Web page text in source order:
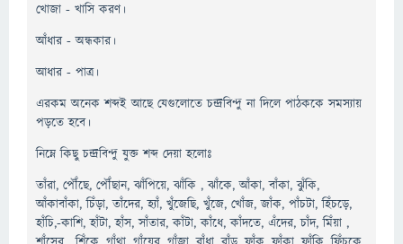
খোজা - খাসি করণ।
আঁধার - অন্ধকার।
আধার - পাত্র।
এরকম অনেক শব্দই আছে যেগুলোতে চন্দ্রবিন্দু না দিলে পাঠককে সমস্যায়
পড়তে হবে।
নিম্নে কিছু চন্দ্রবিন্দু যুক্ত শব্দ দেয়া হলোঃ
তাঁরা, পৌঁছে, পৌঁছান, ঝাঁপিয়ে, ঝাঁকি , ঝাঁকে, আঁকা, বাঁকা, ঝুঁকি,
আঁকাবাঁকা, চিঁড়া, তাঁদের, হ্যাঁ, খুঁজেছি, খুঁজে, খোঁজ, জাঁক, পাঁচটা, হিঁচড়ে,
হাঁচি,-কাশি, হাঁটা, হাঁস, সাঁতার, কাঁটা, কাঁধে, কাঁদতে, এঁদের, চাঁদ, মিঁয়া ,